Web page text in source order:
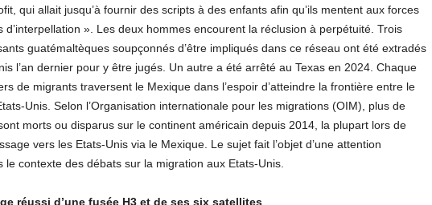
qui allait jusqu’à fournir des scripts à des enfants afin qu’ils mentent aux forces
d’interpellation ». Les deux hommes encourent la réclusion à perpétuité. Trois
guatémaltèques soupçonnés d’être impliqués dans ce réseau ont été extradés
l’an dernier pour y être jugés. Un autre a été arrêté au Texas en 2024. Chaque
de migrants traversent le Mexique dans l’espoir d’atteindre la frontière entre le
Unis. Selon l’Organisation internationale pour les migrations (OIM), plus de
morts ou disparus sur le continent américain depuis 2014, la plupart lors de
vers les Etats-Unis via le Mexique. Le sujet fait l’objet d’une attention
le contexte des débats sur la migration aux Etats-Unis.
réussi d’une fusée H3 et de ses six satellites